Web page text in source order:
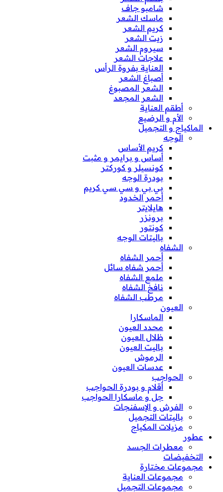
شامبو جاف
ماسك الشعر
كريم الشعر
زيت الشعر
سيروم الشعر
علاجات الشعر
العناية بفروة الرأس
أصباغ الشعر
الشعر المصبوغ
الشعر المجعد
أطقم العناية
الأم و الرضيع
الماكياج و التجميل
الوجه
كريم الأساس
أساس و برايمر و مثبت
كونسيلر و كوركتر
بودرة الوجه
بي بي و سي سي كريم
أحمر الخدود
هايلايتر
برونزر
كونتور
باليتات الوجه
الشفاه
أحمر الشفاه
أحمر شفاه سائل
ملمع الشفاه
نافخ الشفاه
مرطب الشفاه
العيون
الماسكارا
محدد العيون
ظلال العيون
باليت العيون
الرموش
عدسات العيون
الحواجب
أقلام و بودرة الحواجب
جل و ماسكارا الحواجب
الفرش و الإسفنجات
باليتات التجميل
مزيلات المكياج
عطور
معطرات الجسد
التخفيضات
مجموعات مختارة
مجموعات العناية
مجموعات التجميل